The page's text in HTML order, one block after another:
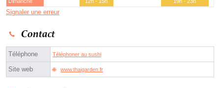
Signaler une erreur
Contact
Téléphone Téléphoner au sushi
Site web www.thaigarden.fr